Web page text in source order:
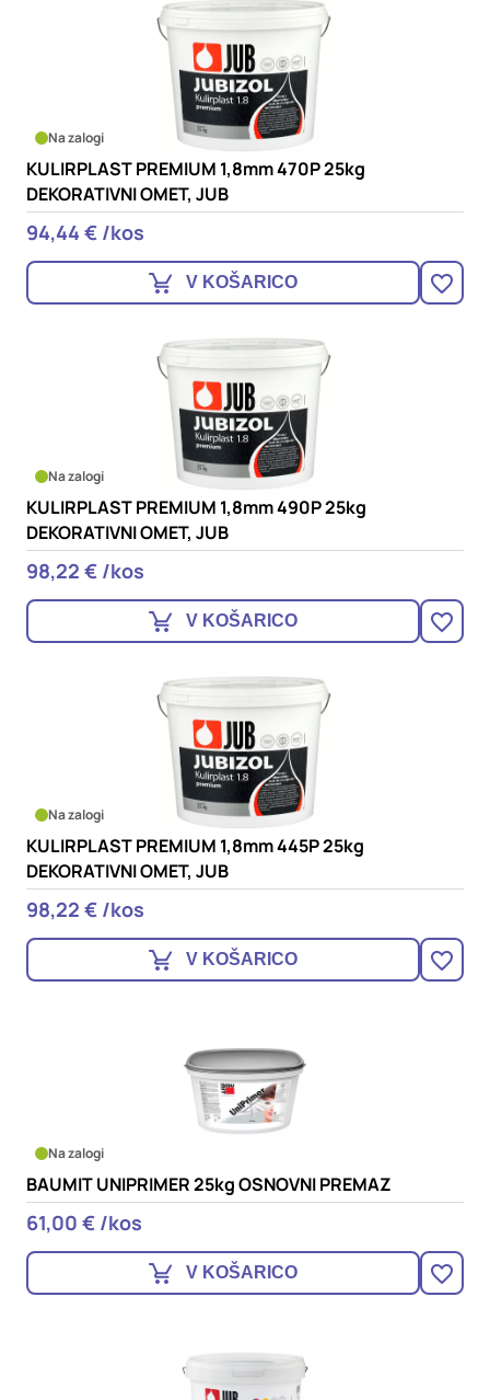
Na zalogi
KULIRPLAST PREMIUM 1,8mm 470P 25kg
DEKORATIVNI OMET, JUB
94,44 € /kos
V KOŠARICO
Na zalogi
KULIRPLAST PREMIUM 1,8mm 490P 25kg
DEKORATIVNI OMET, JUB
98,22 € /kos
V KOŠARICO
Na zalogi
KULIRPLAST PREMIUM 1,8mm 445P 25kg
DEKORATIVNI OMET, JUB
98,22 € /kos
V KOŠARICO
Na zalogi
BAUMIT UNIPRIMER 25kg OSNOVNI PREMAZ
61,00 € /kos
V KOŠARICO